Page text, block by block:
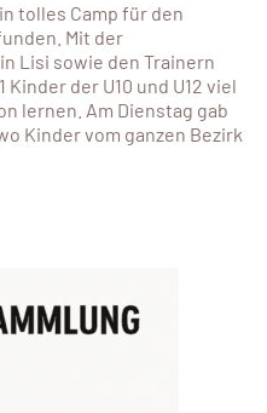
tolles Camp für den
Mit der
Lisi sowie den Trainern
der U10 und U12 viel
lernen. Am Dienstag gab
Kinder vom ganzen Bezirk